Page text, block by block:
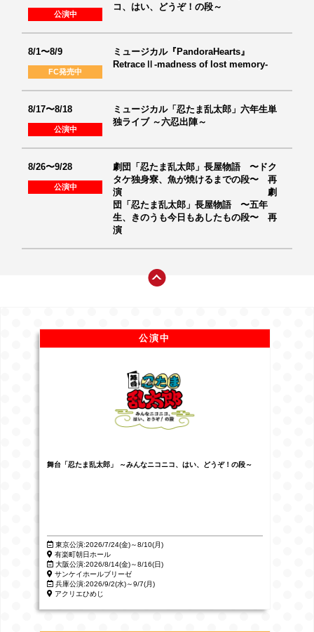
公演中
コ、はい、どうぞ！の段～
8/1〜8/9
FC発売中
ミュージカル『PandoraHearts』
RetraceⅡ-madness of lost memory-
8/17〜8/18
公演中
ミュージカル「忍たま乱太郎」六年生単
独ライブ ～六忍出陣～
8/26〜9/28
公演中
劇団「忍たま乱太郎」長屋物語 〜ドク
タケ独身寮、魚が焼けるまでの段〜 再
演 劇
団「忍たま乱太郎」長屋物語 〜五年
生、きのうも今日もあしたもの段〜 再
演
公演中
舞台「忍たま乱太郎」 ～みんなニコニコ、はい、どうぞ！の段～
東京公演:2026/7/24(金)～8/10(月)
有楽町朝日ホール
大阪公演:2026/8/14(金)～8/16(日)
サンケイホールブリーゼ
兵庫公演:2026/9/2(水)～9/7(月)
アクリエひめじ